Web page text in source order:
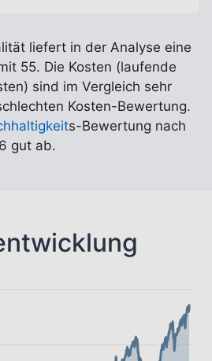
liefert in der Analyse eine
55. Die Kosten (laufende
sind im Vergleich sehr
Kosten-Bewertung.
s-Bewertung nach
gut ab.